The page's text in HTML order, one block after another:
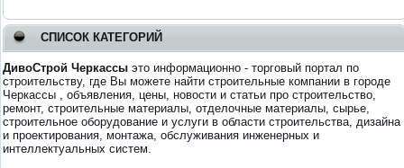
СПИСОК КАТЕГОРИЙ
ДивоСтрой Черкассы это информационно - торговый портал по
строительству, где Вы можете найти строительные компании в городе
Черкассы , объявления, цены, новости и статьи про строительство,
ремонт, строительные материалы, отделочные материалы, сырье,
строительное оборудование и услуги в области строительства, дизайна
и проектирования, монтажа, обслуживания инженерных и
интеллектуальных систем.